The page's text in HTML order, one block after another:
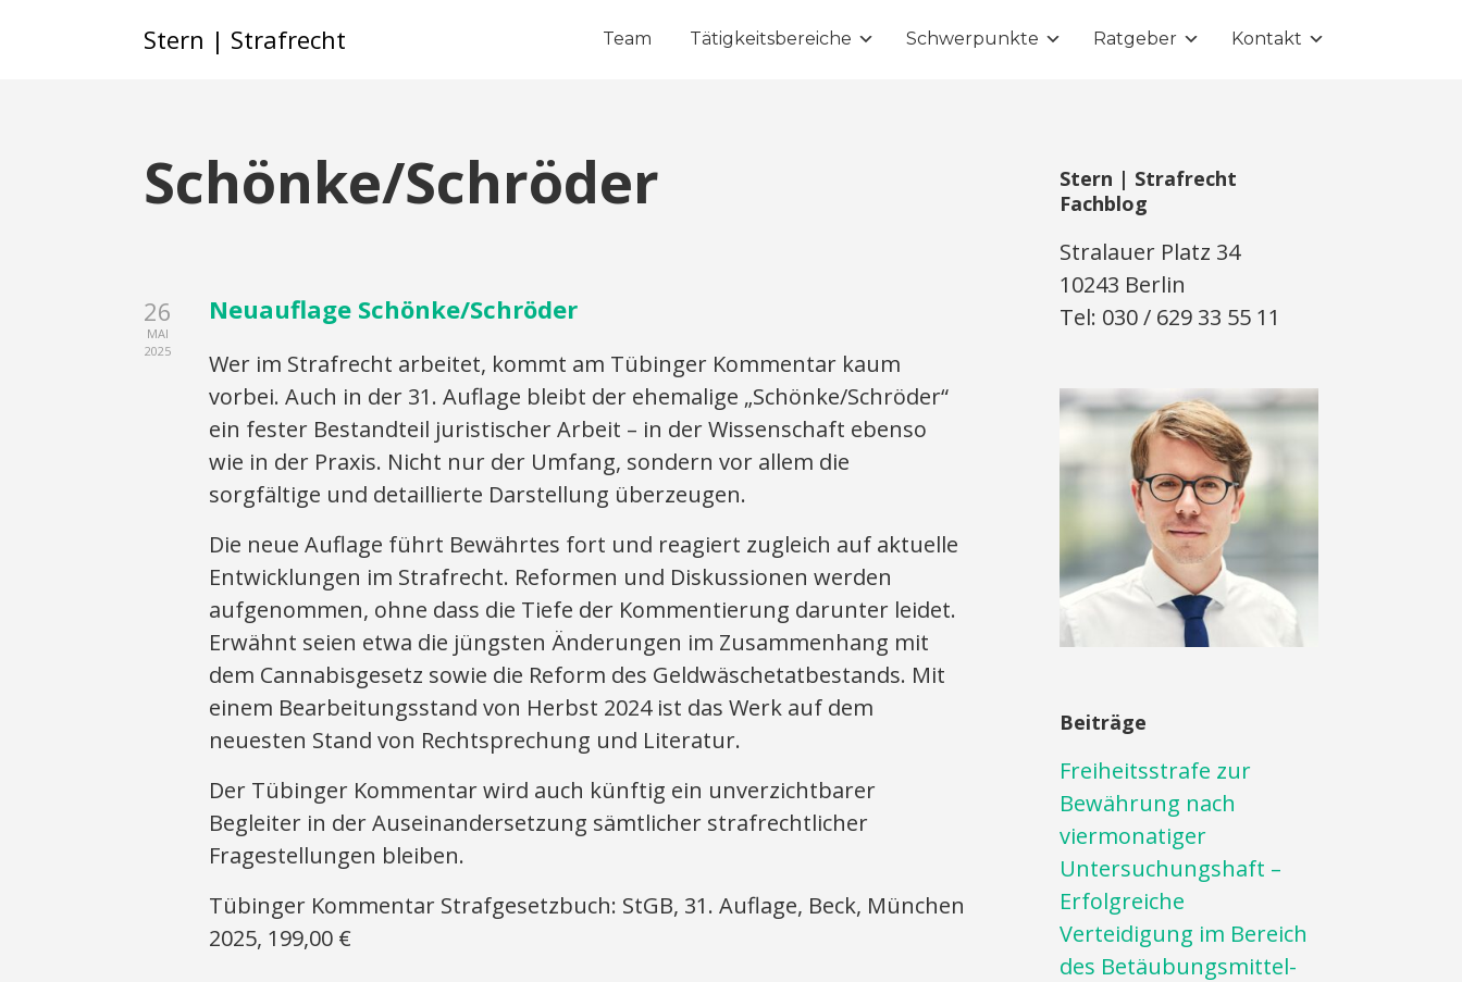
Stern | Strafrecht Team Tätigkeitsbereiche Schwerpunkte Ratgeber Kontakt
Schönke/Schröder
26
MAI
2025
Neuauflage Schönke/Schröder
Wer im Strafrecht arbeitet, kommt am Tübinger Kommentar kaum
vorbei. Auch in der 31. Auflage bleibt der ehemalige „Schönke/Schröder“
ein fester Bestandteil juristischer Arbeit – in der Wissenschaft ebenso
wie in der Praxis. Nicht nur der Umfang, sondern vor allem die
sorgfältige und detaillierte Darstellung überzeugen.
Die neue Auflage führt Bewährtes fort und reagiert zugleich auf aktuelle
Entwicklungen im Strafrecht. Reformen und Diskussionen werden
aufgenommen, ohne dass die Tiefe der Kommentierung darunter leidet.
Erwähnt seien etwa die jüngsten Änderungen im Zusammenhang mit
dem Cannabisgesetz sowie die Reform des Geldwäschetatbestands. Mit
einem Bearbeitungsstand von Herbst 2024 ist das Werk auf dem
neuesten Stand von Rechtsprechung und Literatur.
Der Tübinger Kommentar wird auch künftig ein unverzichtbarer
Begleiter in der Auseinandersetzung sämtlicher strafrechtlicher
Fragestellungen bleiben.
Tübinger Kommentar Strafgesetzbuch: StGB, 31. Auflage, Beck, München
2025, 199,00 €
Stern | Strafrecht
Fachblog
Stralauer Platz 34
10243 Berlin
Tel: 030 / 629 33 55 11
Beiträge
Freiheitsstrafe zur
Bewährung nach
viermonatiger
Untersuchungshaft –
Erfolgreiche
Verteidigung im Bereich
des Betäubungsmittel-